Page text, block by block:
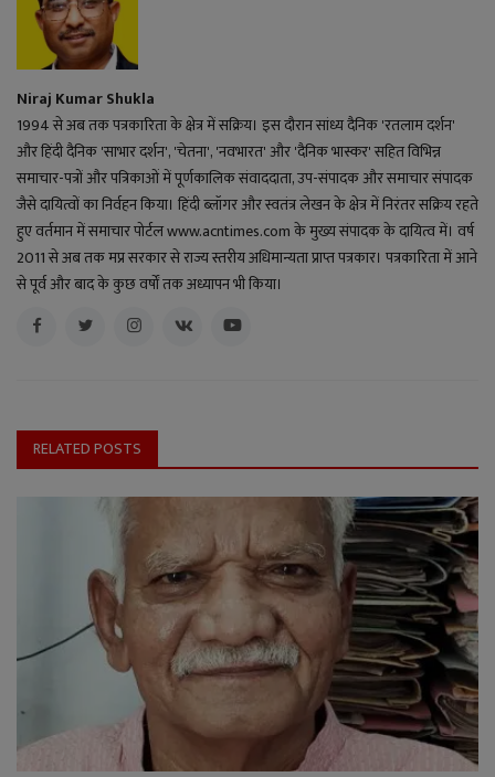
Niraj Kumar Shukla
1994 से अब तक पत्रकारिता के क्षेत्र में सक्रिय। इस दौरान सांध्य दैनिक 'रतलाम दर्शन'
और हिंदी दैनिक 'साभार दर्शन', 'चेतना', 'नवभारत' और 'दैनिक भास्कर' सहित विभिन्न
समाचार-पत्रों और पत्रिकाओं में पूर्णकालिक संवाददाता, उप-संपादक और समाचार संपादक
जैसे दायित्वों का निर्वहन किया। हिंदी ब्लॉगर और स्वतंत्र लेखन के क्षेत्र में निरंतर सक्रिय रहते
हुए वर्तमान में समाचार पोर्टल www.acntimes.com के मुख्य संपादक के दायित्व में। वर्ष
2011 से अब तक मप्र सरकार से राज्य स्तरीय अधिमान्यता प्राप्त पत्रकार। पत्रकारिता में आने
से पूर्व और बाद के कुछ वर्षों तक अध्यापन भी किया।
RELATED POSTS